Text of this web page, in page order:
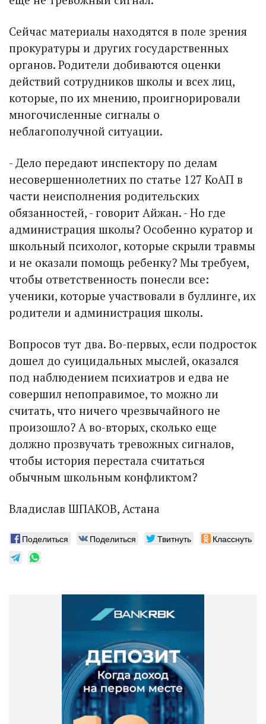
Сейчас материалы находятся в поле зрения
прокуратуры и других государственных
органов. Родители добиваются оценки
действий сотрудников школы и всех лиц,
которые, по их мнению, проигнорировали
многочисленные сигналы о
неблагополучной ситуации.
- Дело передают инспектору по делам
несовершеннолетних по статье 127 КоАП в
части неисполнения родительских
обязанностей, - говорит Айжан. - Но где
администрация школы? Особенно куратор и
школьный психолог, которые скрыли травмы
и не оказали помощь ребенку? Мы требуем,
чтобы ответственность понесли все:
ученики, которые участвовали в буллинге, их
родители и администрация школы.
Вопросов тут два. Во-первых, если подросток
дошел до суицидальных мыслей, оказался
под наблюдением психиатров и едва не
совершил непоправимое, то можно ли
считать, что ничего чрезвычайного не
произошло? А во-вторых, сколько еще
должно прозвучать тревожных сигналов,
чтобы история перестала считаться
обычным школьным конфликтом?
Владислав ШПАКОВ, Астана
Поделиться Поделиться Твитнуть Класснуть